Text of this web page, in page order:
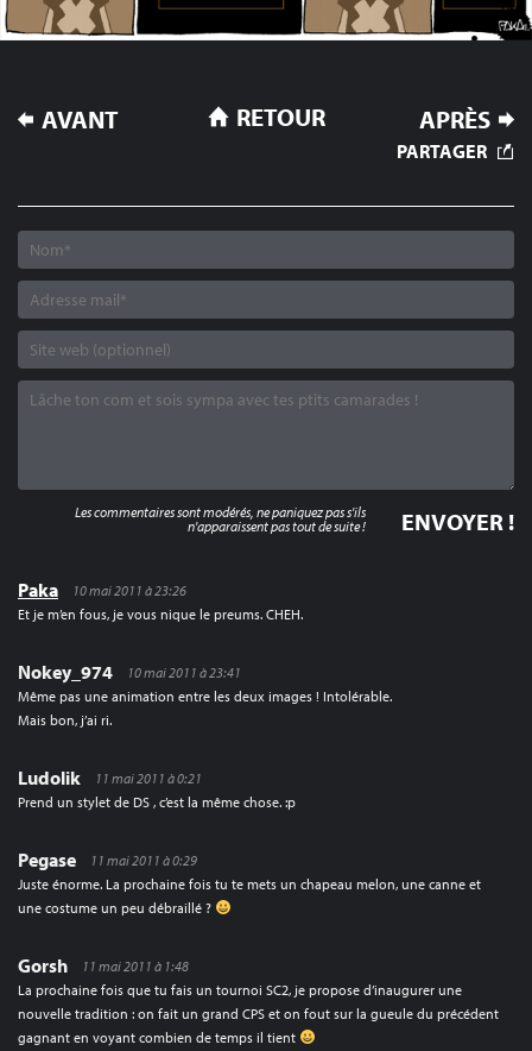
NAVIGATION
DE
AVANT APRÈS
RETOUR
PARTAGER
Paka
10 mai 2011 à 23:26
Et je m’en fous, je vous nique le preums. CHEH.
Nokey_974
10 mai 2011 à 23:41
Même pas une animation entre les deux images ! Intolérable.
Mais bon, j’ai ri.
Ludolik
11 mai 2011 à 0:21
Prend un stylet de DS , c’est la même chose. :p
Pegase
11 mai 2011 à 0:29
Juste énorme. La prochaine fois tu te mets un chapeau melon, une canne et
une costume un peu débraillé ?
Gorsh
11 mai 2011 à 1:48
La prochaine fois que tu fais un tournoi SC2, je propose d’inaugurer une
nouvelle tradition : on fait un grand CPS et on fout sur la gueule du précédent
gagnant en voyant combien de temps il tient
Les commentaires sont modérés, ne paniquez pas s'ils
n'apparaissent pas tout de suite !